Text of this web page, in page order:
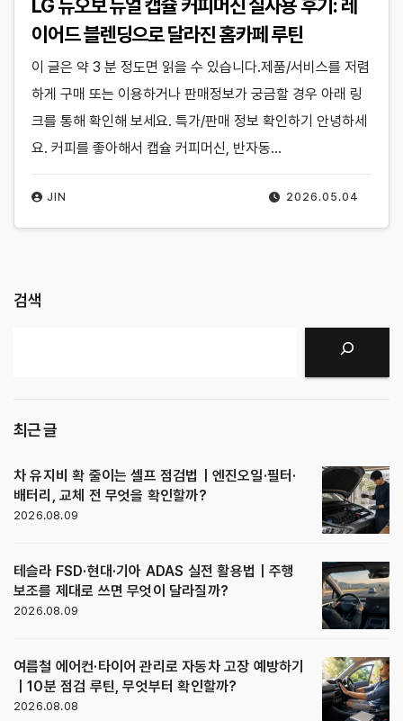
LG 듀오보 듀얼 캡슐 커피머신 실사용 후기: 레
이어드 블렌딩으로 달라진 홈카페 루틴
2026.05.04
JIN
이 글은 약 3 분 정도면 읽을 수 있습니다.제품/서비스를 저렴
하게 구매 또는 이용하거나 판매정보가 궁금할 경우 아래 링
크를 통해 확인해 보세요. 특가/판매 정보 확인하기 안녕하세
요. 커피를 좋아해서 캡슐 커피머신, 반자동…
검색
최근 글
차 유지비 확 줄이는 셀프 점검법｜엔진오일·필터·
배터리, 교체 전 무엇을 확인할까?
2026.08.09
테슬라 FSD·현대·기아 ADAS 실전 활용법｜주행
보조를 제대로 쓰면 무엇이 달라질까?
2026.08.09
여름철 에어컨·타이어 관리로 자동차 고장 예방하기
｜10분 점검 루틴, 무엇부터 확인할까?
2026.08.08